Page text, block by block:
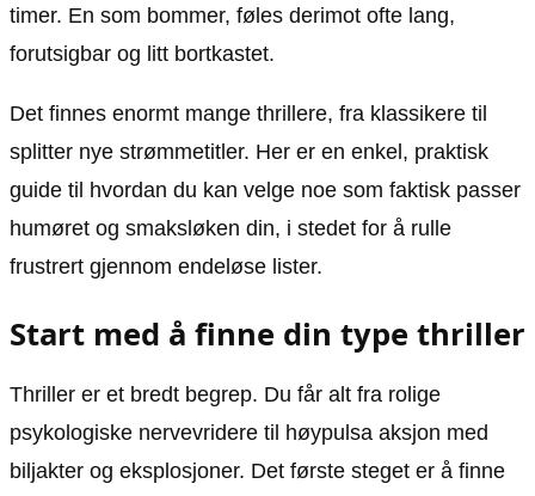
timer. En som bommer, føles derimot ofte lang,
forutsigbar og litt bortkastet.
Det finnes enormt mange thrillere, fra klassikere til
splitter nye strømmetitler. Her er en enkel, praktisk
guide til hvordan du kan velge noe som faktisk passer
humøret og smaksløken din, i stedet for å rulle
frustrert gjennom endeløse lister.
Start med å finne din type thriller
Thriller er et bredt begrep. Du får alt fra rolige
psykologiske nervevridere til høypulsa aksjon med
biljakter og eksplosjoner. Det første steget er å finne